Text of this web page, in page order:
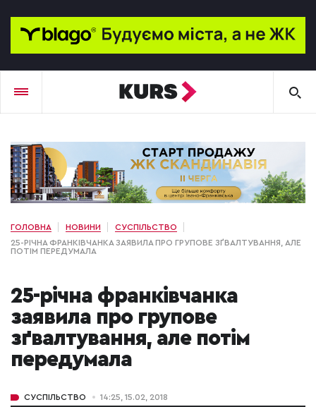
ГОЛОВНА НОВИНИ
СУСПІЛЬСТВО
25-РІЧНА ФРАНКІВЧАНКА ЗАЯВИЛА ПРО ГРУПОВЕ ЗҐВАЛТУВАННЯ, АЛЕ
ПОТІМ ПЕРЕДУМАЛА
25-річна франківчанка
заявила про групове
зґвалтування, але потім
передумала
СУСПІЛЬСТВО 14:25, 15.02, 2018